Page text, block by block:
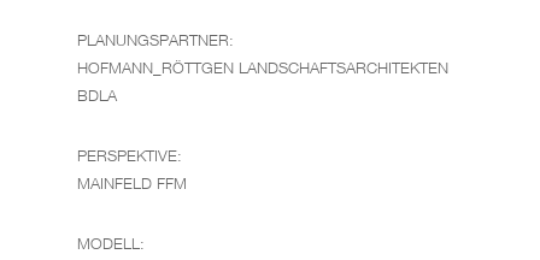
PLANUNGSPARTNER:
HOFMANN_RÖTTGEN LANDSCHAFTSARCHITEKTEN
BDLA
PERSPEKTIVE:
MAINFELD FFM
MODELL: